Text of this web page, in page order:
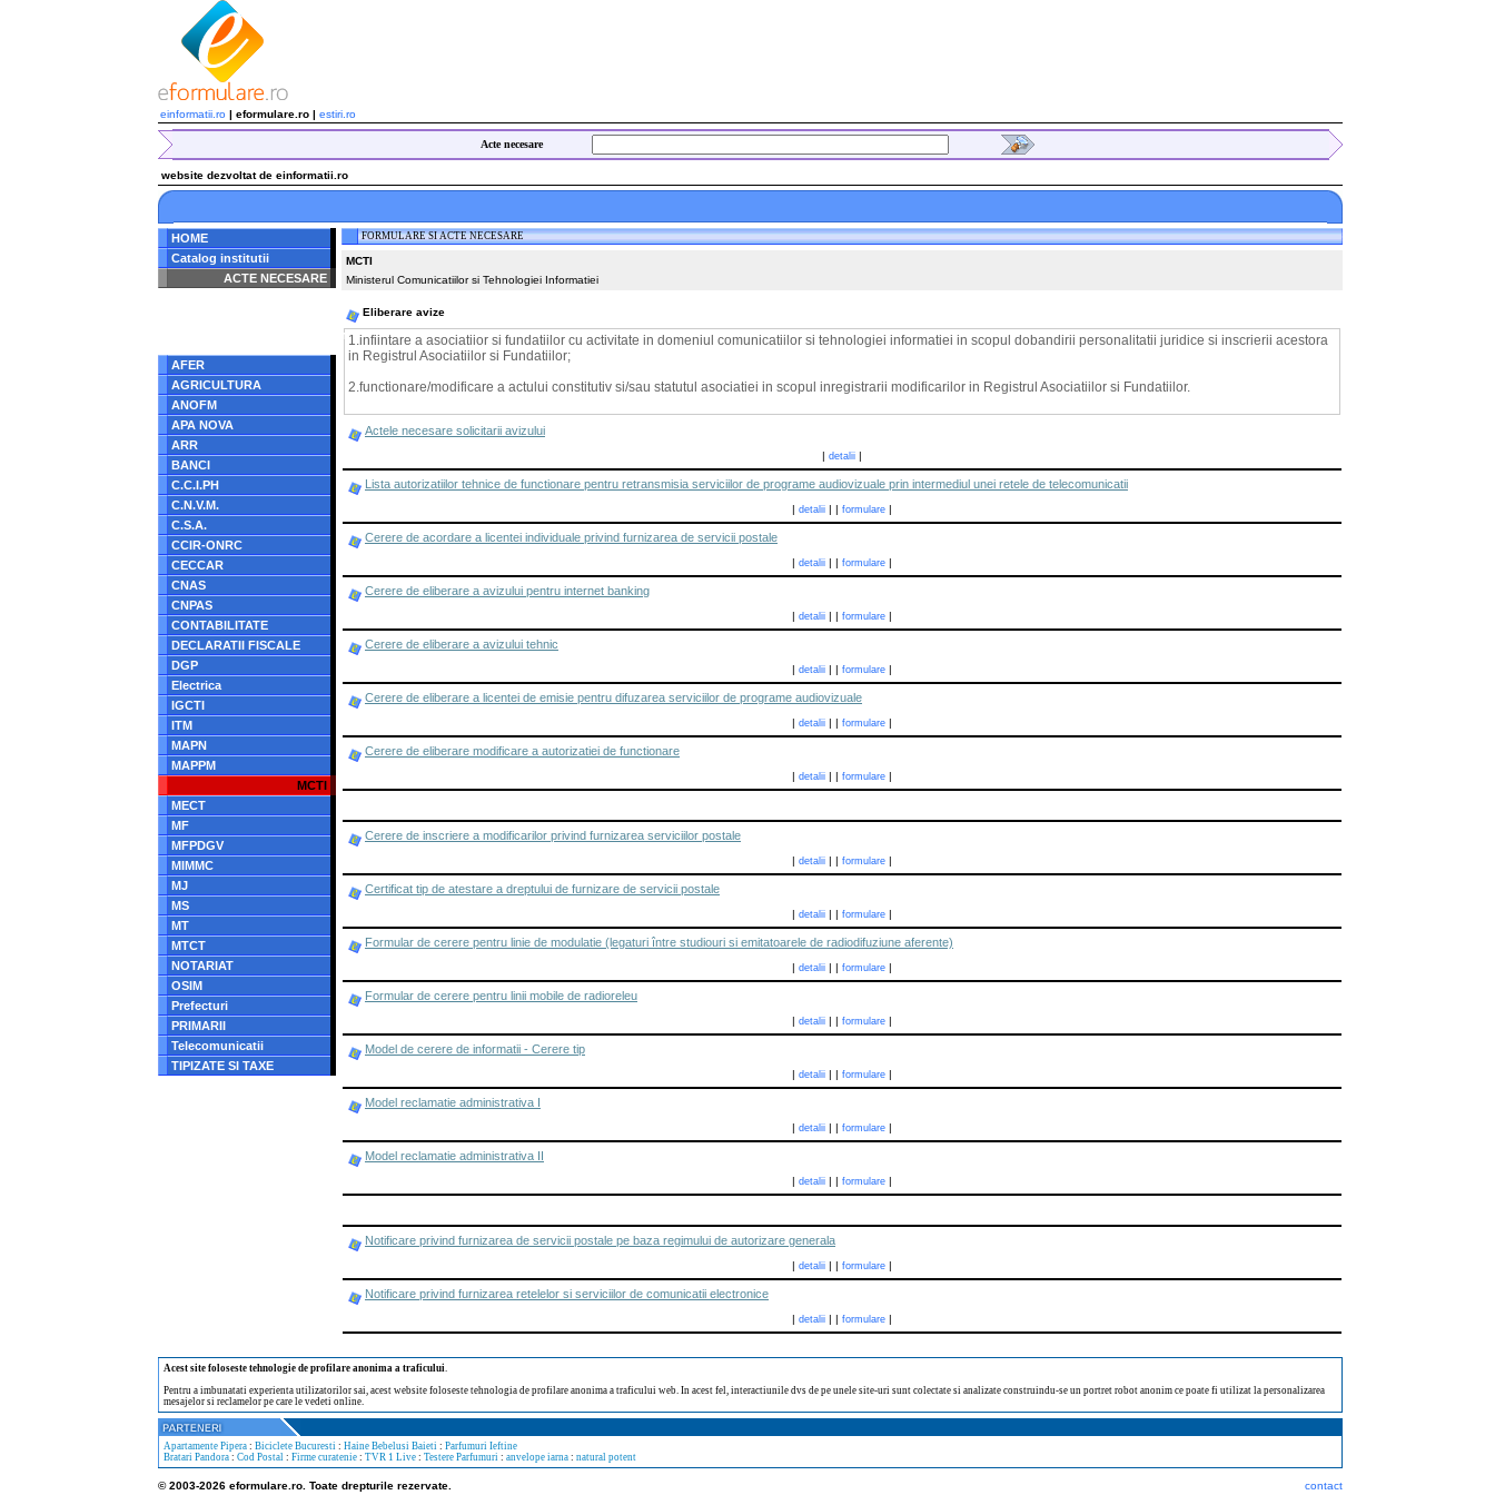
einformatii.ro | eformulare.ro | estiri.ro
Acte necesare
website dezvoltat de einformatii.ro
HOME
Catalog institutii
ACTE NECESARE
/home/eformulare.ro/public_html/navigare/stanga.php
AFER
AGRICULTURA
ANOFM
APA NOVA
ARR
BANCI
C.C.I.PH
C.N.V.M.
C.S.A.
CCIR-ONRC
CECCAR
CNAS
CNPAS
CONTABILITATE
DECLARATII FISCALE
DGP
Electrica
IGCTI
ITM
MAPN
MAPPM
MCTI
MECT
MF
MFPDGV
MIMMC
MJ
MS
MT
MTCT
NOTARIAT
OSIM
Prefecturi
PRIMARII
Telecomunicatii
TIPIZATE SI TAXE
FORMULARE SI ACTE NECESARE
MCTI
Ministerul Comunicatiilor si Tehnologiei Informatiei
Eliberare avize
1.infiintare a asociatiior si fundatiilor cu activitate in domeniul comunicatiilor si tehnologiei informatiei in scopul dobandirii personalitatii juridice si inscrierii acestora
in Registrul Asociatiilor si Fundatiilor;
2.functionare/modificare a actului constitutiv si/sau statutul asociatiei in scopul inregistrarii modificarilor in Registrul Asociatiilor si Fundatiilor.
Actele necesare solicitarii avizului
| detalii |
Lista autorizatiilor tehnice de functionare pentru retransmisia serviciilor de programe audiovizuale prin intermediul unei retele de telecomunicatii
| detalii | | formulare |
Cerere de acordare a licentei individuale privind furnizarea de servicii postale
| detalii | | formulare |
Cerere de eliberare a avizului pentru internet banking
| detalii | | formulare |
Cerere de eliberare a avizului tehnic
| detalii | | formulare |
Cerere de eliberare a licentei de emisie pentru difuzarea serviciilor de programe audiovizuale
| detalii | | formulare |
Cerere de eliberare modificare a autorizatiei de functionare
| detalii | | formulare |
Cerere de inscriere a modificarilor privind furnizarea serviciilor postale
| detalii | | formulare |
Certificat tip de atestare a dreptului de furnizare de servicii postale
| detalii | | formulare |
Formular de cerere pentru linie de modulatie (legaturi între studiouri si emitatoarele de radiodifuziune aferente)
| detalii | | formulare |
Formular de cerere pentru linii mobile de radioreleu
| detalii | | formulare |
Model de cerere de informatii - Cerere tip
| detalii | | formulare |
Model reclamatie administrativa I
| detalii | | formulare |
Model reclamatie administrativa II
| detalii | | formulare |
Notificare privind furnizarea de servicii postale pe baza regimului de autorizare generala
| detalii | | formulare |
Notificare privind furnizarea retelelor si serviciilor de comunicatii electronice
| detalii | | formulare |
Acest site foloseste tehnologie de profilare anonima a traficului.
Pentru a imbunatati experienta utilizatorilor sai, acest website foloseste tehnologia de profilare anonima a traficului web. In acest fel, interactiunile dvs de pe unele site-uri sunt colectate si analizate construindu-se un portret robot anonim ce poate fi utilizat la personalizarea
mesajelor si reclamelor pe care le vedeti online.
Apartamente Pipera : Biciclete Bucuresti : Haine Bebelusi Baieti : Parfumuri Ieftine
Bratari Pandora : Cod Postal : Firme curatenie : TVR 1 Live : Testere Parfumuri : anvelope iarna : natural potent
© 2003-2026 eformulare.ro. Toate drepturile rezervate. contact